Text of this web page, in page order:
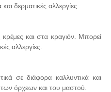
δερματικές αλλεργίες.
κρέμες και στα κραγιόν. Μπορεί
αλλεργίες.
σε διάφορα καλλυντικά και
των όρχεων και του μαστού.